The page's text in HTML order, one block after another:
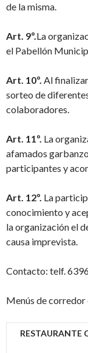
de la misma.
Art. 9º.La
el Pabellón
Art. 10º. Al
sorteo de
colaboradores.
Art. 11º. La
afamados
participantes y
Art. 12º. La
conocimiento y
la organización el
causa imprevista.
Contacto: telf.
Menús de corredor
RESTAURANTE